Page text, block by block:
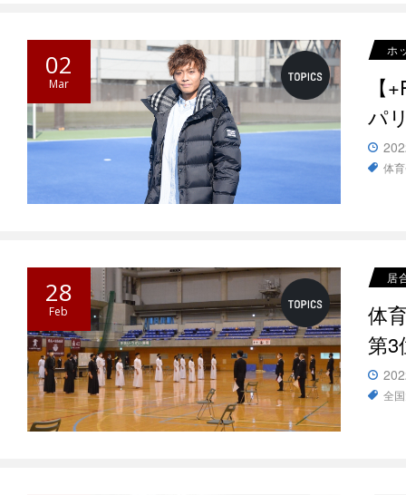
02
Mar
ホ
【
パ
体
28
Feb
居
体
第3
全